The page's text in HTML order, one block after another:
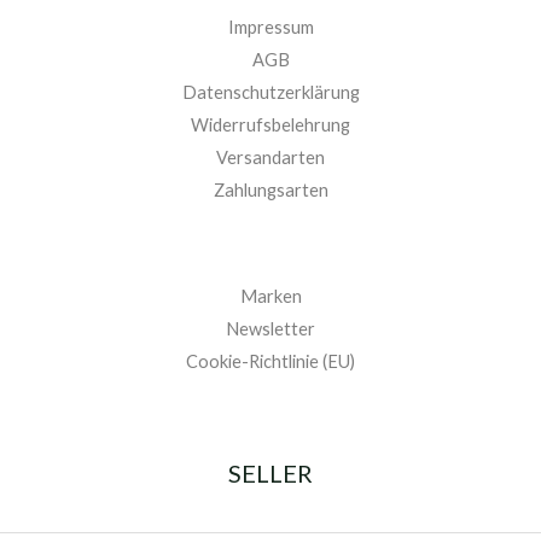
Impressum
AGB
Datenschutzerklärung
Widerrufsbelehrung
Versandarten
Zahlungsarten
Marken
Newsletter
Cookie-Richtlinie (EU)
SELLER